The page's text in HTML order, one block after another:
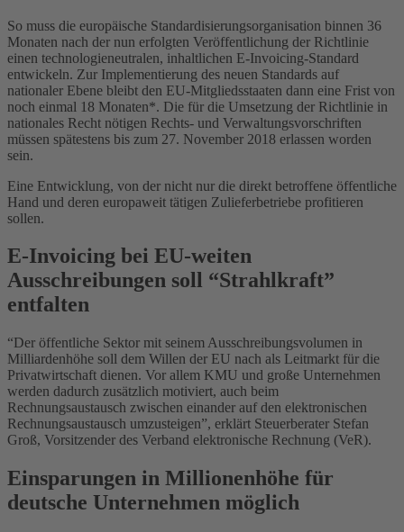
So muss die europäische Standardisierungsorganisation binnen 36
Monaten nach der nun erfolgten Veröffentlichung der Richtlinie
einen technologieneutralen, inhaltlichen E-Invoicing-Standard
entwickeln. Zur Implementierung des neuen Standards auf
nationaler Ebene bleibt den EU-Mitgliedsstaaten dann eine Frist von
noch einmal 18 Monaten*. Die für die Umsetzung der Richtlinie in
nationales Recht nötigen Rechts- und Verwaltungsvorschriften
müssen spätestens bis zum 27. November 2018 erlassen worden
sein.
Eine Entwicklung, von der nicht nur die direkt betroffene öffentliche
Hand und deren europaweit tätigen Zulieferbetriebe profitieren
sollen.
E-Invoicing bei EU-weiten
Ausschreibungen soll “Strahlkraft”
entfalten
“Der öffentliche Sektor mit seinem Ausschreibungsvolumen in
Milliardenhöhe soll dem Willen der EU nach als Leitmarkt für die
Privatwirtschaft dienen. Vor allem KMU und große Unternehmen
werden dadurch zusätzlich motiviert, auch beim
Rechnungsaustausch zwischen einander auf den elektronischen
Rechnungsaustausch umzusteigen”, erklärt Steuerberater Stefan
Groß, Vorsitzender des Verband elektronische Rechnung (VeR).
Einsparungen in Millionenhöhe für
deutsche Unternehmen möglich